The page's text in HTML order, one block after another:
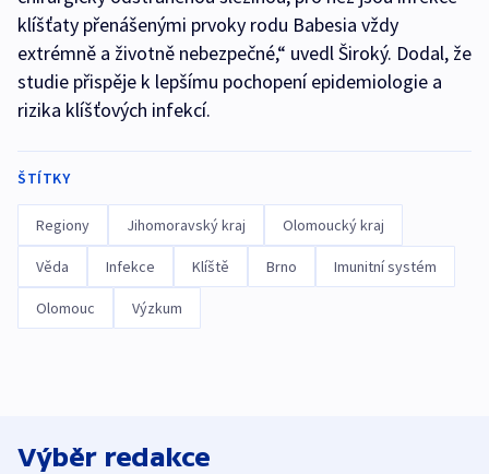
klíšťaty přenášenými prvoky rodu Babesia vždy
extrémně a životně nebezpečné,“ uvedl Široký. Dodal, že
studie přispěje k lepšímu pochopení epidemiologie a
rizika klíšťových infekcí.
ŠTÍTKY
Regiony Jihomoravský kraj Olomoucký kraj
Věda Infekce Klíště Brno Imunitní systém
Olomouc Výzkum
Výběr redakce